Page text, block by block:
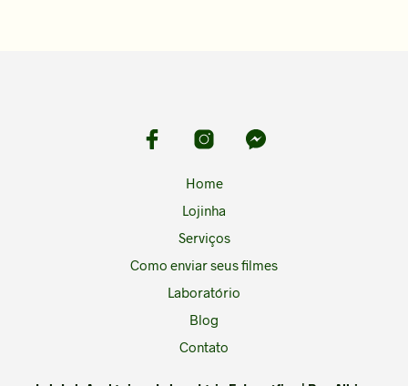
Home
Lojinha
Serviços
Como enviar seus filmes
Laboratório
Blog
Contato